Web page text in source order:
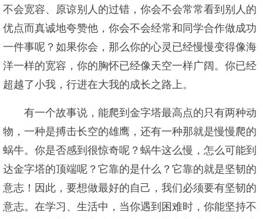
不会宽容、原谅别人的过错，你会不会常常看到别人的
优点而真诚地夸赞他，你会不会经常和同学合作做成功
一件事呢？如果你会，那么你的心灵已经慢慢变得像海
洋一样的宽容，你的胸怀已经像天空一样广阔。你已经
超越了小我，行进在大我的成长之路上。
有一个故事说，能爬到金字塔最高点的只有两种动
物，一种是搏击长空的雄鹰，还有一种那就是慢慢爬的
蜗牛。你是否感到很惊奇呢？蜗牛这么慢，怎么可能到
达金字塔的顶端呢？它靠的是什么？它靠的就是坚韧的
意志！因此，要想做最好的自己，我们必须要有坚韧的
意志。在学习、生活中，当你遇到困难时，你能坚持不